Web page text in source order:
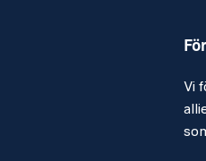
Vi